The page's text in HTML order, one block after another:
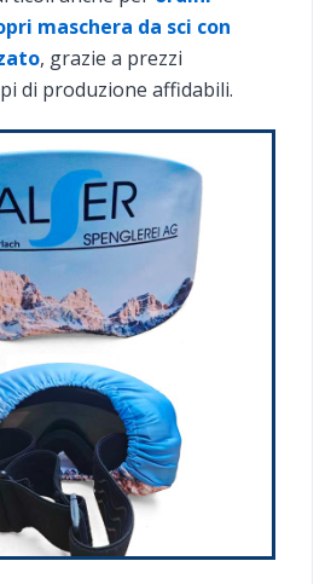
maschera da sci con
, grazie a prezzi
di produzione affidabili.